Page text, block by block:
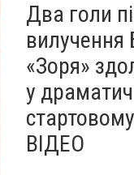
Два голи
вилучення
«Зоря»
у
ВІДЕО